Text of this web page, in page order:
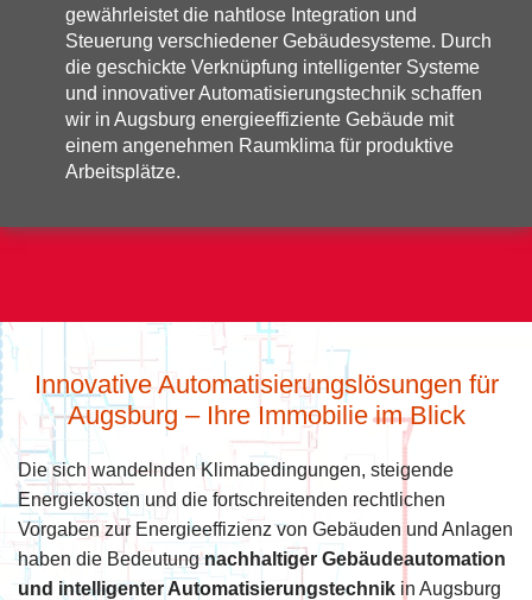
gewährleistet die nahtlose Integration und
Steuerung verschiedener Gebäudesysteme. Durch
die geschickte Verknüpfung intelligenter Systeme
und innovativer Automatisierungstechnik schaffen
wir in Augsburg energieeffiziente Gebäude mit
einem angenehmen Raumklima für produktive
Arbeitsplätze.
Innovative Automatisierungslösungen für
Augsburg – Ihre Immobilie im Blick
Die sich wandelnden Klimabedingungen, steigende
Energiekosten und die fortschreitenden rechtlichen
Vorgaben zur Energieeffizienz von Gebäuden und Anlagen
haben die Bedeutungnachhaltiger Gebäudeautomation
und intelligenter Automatisierungstechnik in Augsburg